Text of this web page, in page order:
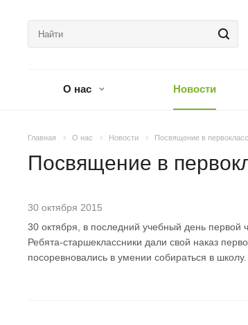
О нас Новости
Главная О нас Новости Посвящение в
Посвящение в
30 октября 2015
30 октября, в последний учебный день первой
Ребята-старшеклассники дали свой наказ
посоревновались в умении собираться в